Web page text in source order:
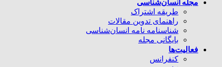
طریقه اشتراک
راهنمای تدوین مقالات
شناسنامه نامه انسان‌شناسی
بایگانی مجله
فعالیت‌ها
کنفرانس